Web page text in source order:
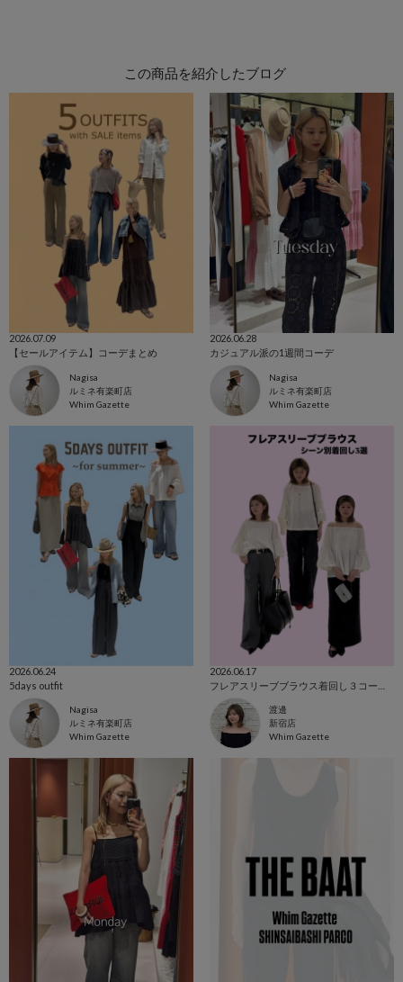
この商品を紹介したブログ
2026.07.09
【セールアイテム】コーデまとめ
Nagisa
ルミネ有楽町店
Whim Gazette
2026.06.28
カジュアル派の1週間コーデ
Nagisa
ルミネ有楽町店
Whim Gazette
2026.06.24
5days outfit
Nagisa
ルミネ有楽町店
Whim Gazette
2026.06.17
渡邊
新宿店
Whim Gazette